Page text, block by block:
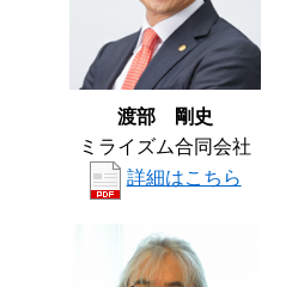
渡部 剛史
ミライズム合同会社
詳細はこちら